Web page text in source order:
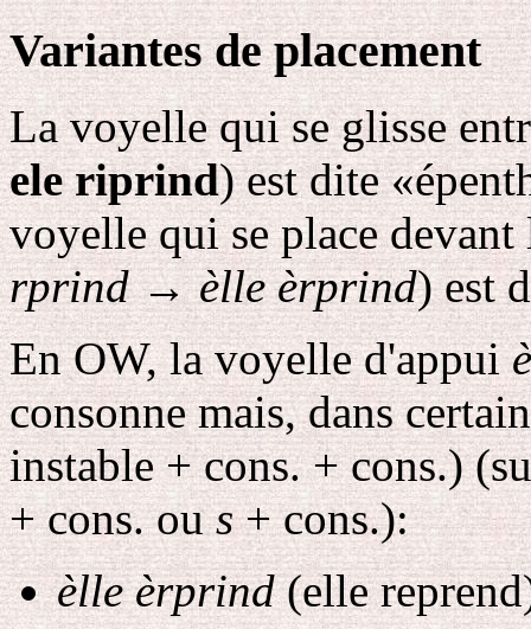
Variantes de placement
La voyelle qui se glisse
ele riprind) est dite
voyelle qui se place
rprind→èlle èrprind) est
En OW, la voyelle d'appuiè
consonne mais, dans
instable + cons. + cons.)
+ cons. ous+ cons.):
èlle èrprind(elle